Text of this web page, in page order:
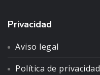
Privacidad
Aviso legal
Política de privacidad